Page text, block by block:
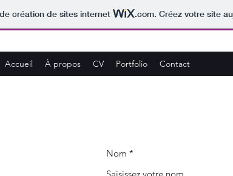
création de sites internet .com. Créez votre site
Accueil À propos CV Portfolio Contact
Nom